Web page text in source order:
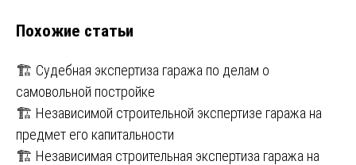
Похожие статьи
🏗️ Судебная экспертиза гаража по делам о
самовольной постройке
🏗️ Независимой строительной экспертизе гаража на
предмет его капитальности
🏗️ Независимая строительная экспертиза гаража на